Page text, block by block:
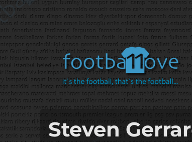
footbaLLove
it's the football, that's the football…
Steven